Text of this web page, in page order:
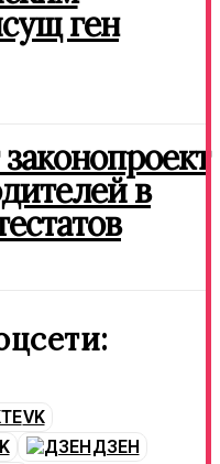
ген
в
VK
ДЗЕН